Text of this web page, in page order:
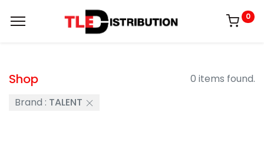
0
Shop
0 items found.
Brand : TALENT